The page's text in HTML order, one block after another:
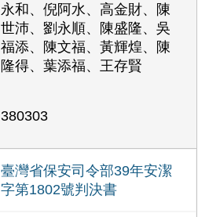
永和、倪阿水、高金財、陳
世沛、劉永順、陳盛隆、吳
福添、陳文福、黃輝煌、陳
隆得、葉添福、王存賢
380303
臺灣省保安司令部39年安潔
字第1802號判決書